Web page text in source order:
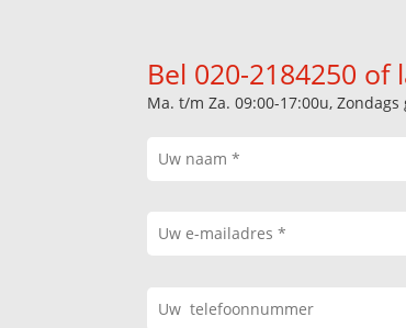
Bel 020-2184250
Ma. t/m Za. 09:00-17:00u, Zondags